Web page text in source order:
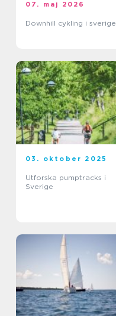
07. maj 2026
Downhill cykling i sverige
03. oktober 2025
Utforska pumptracks i
Sverige